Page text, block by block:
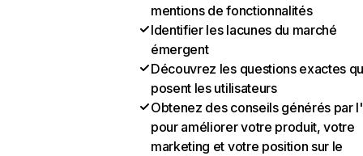
mentions de fonctionnalités
Identifier les lacunes du marché
émergent
Découvrez les questions exactes
posent les utilisateurs
Obtenez des conseils générés par
pour améliorer votre produit, votre
marketing et votre position sur le